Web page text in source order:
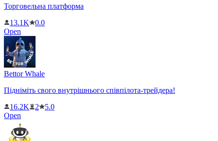
Торговельна платформа
13.1K
0.0
Open
Bettor Whale
Підніміть свого внутрішнього співпілота-трейдера!
16.2K
2
5.0
Open